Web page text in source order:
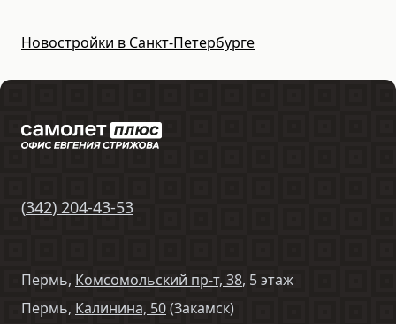
Новостройки в Санкт-Петербурге
(342) 204-43-53
Пермь, Комсомольский пр-т, 38, 5 этаж
Пермь, Калинина, 50(Закамск)